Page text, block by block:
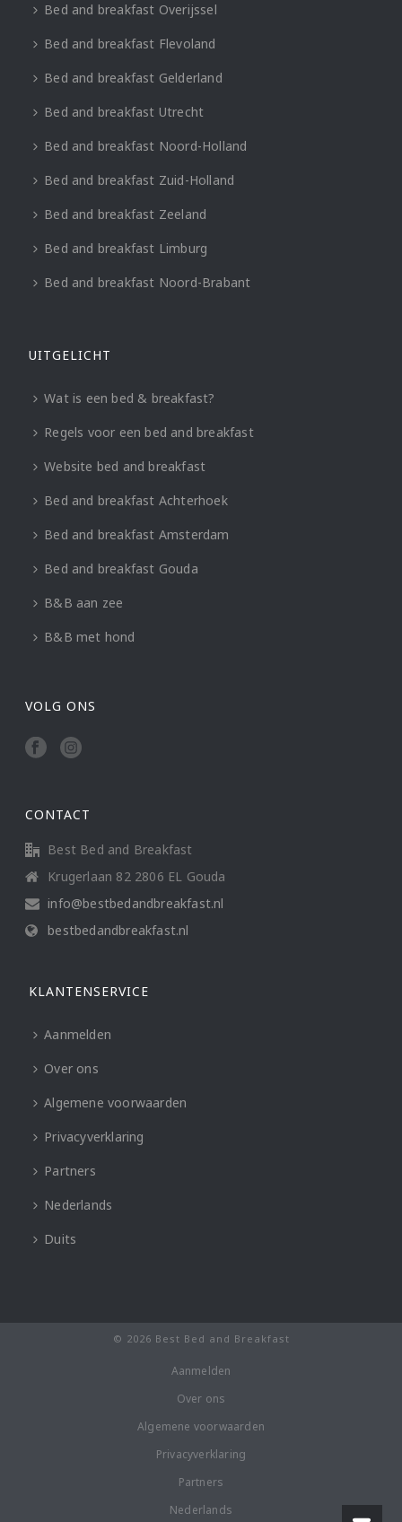
Bed and breakfast Overijssel
Bed and breakfast Flevoland
Bed and breakfast Gelderland
Bed and breakfast Utrecht
Bed and breakfast Noord-Holland
Bed and breakfast Zuid-Holland
Bed and breakfast Zeeland
Bed and breakfast Limburg
Bed and breakfast Noord-Brabant
UITGELICHT
Wat is een bed & breakfast?
Regels voor een bed and breakfast
Website bed and breakfast
Bed and breakfast Achterhoek
Bed and breakfast Amsterdam
Bed and breakfast Gouda
B&B aan zee
B&B met hond
VOLG ONS
CONTACT
Best Bed and Breakfast
Krugerlaan 82 2806 EL Gouda
info@bestbedandbreakfast.nl
bestbedandbreakfast.nl
KLANTENSERVICE
Aanmelden
Over ons
Algemene voorwaarden
Privacyverklaring
Partners
Nederlands
Duits
© 2026 Best Bed and Breakfast
Aanmelden
Over ons
Algemene voorwaarden
Privacyverklaring
Partners
Nederlands